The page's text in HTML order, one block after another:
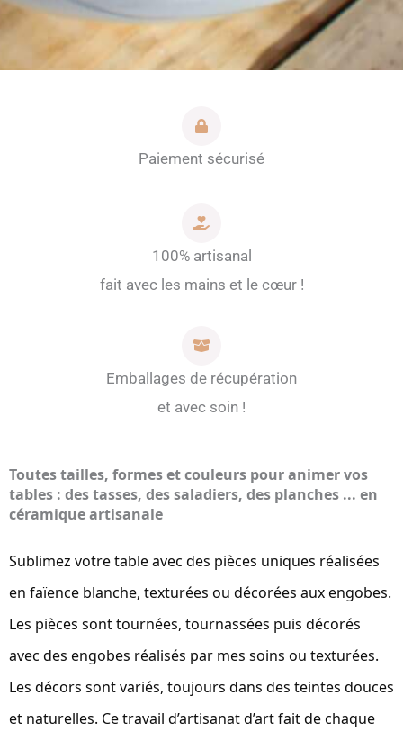
Paiement sécurisé
100% artisanal
fait avec les mains et le cœur !
Emballages de récupération
et avec soin !
Toutes tailles, formes et couleurs pour animer vos
tables : des tasses, des saladiers, des planches ... en
céramique artisanale
Sublimez votre table avec des pièces uniques réalisées
en faïence blanche, texturées ou décorées aux engobes.
Les pièces sont tournées, tournassées puis décorés
avec des engobes réalisés par mes soins ou texturées.
Les décors sont variés, toujours dans des teintes douces
et naturelles. Ce travail d’artisanat d’art fait de chaque